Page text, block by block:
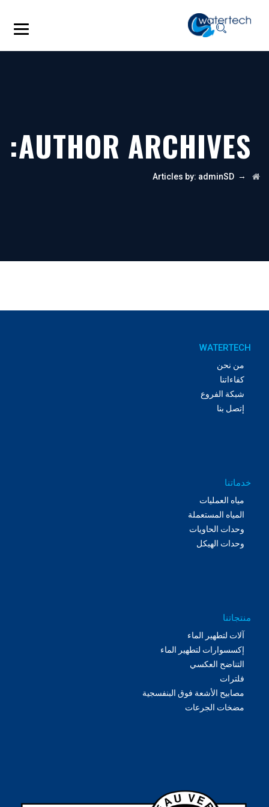
AUTHOR ARCHIVES:
→
Articles by: adminSD
WATERTECH
من نحن
كفاءاتنا
شبكة الفروع
إتصل بنا
خدماتنا
مياه العمليات
المياه المستعملة
وحدات الحاويات
وحدات الهيكل
منتجاتنا
آلات لتطهير الماء
إكسسوارات لتطهير الماء
التناضح العكسي
فلترات
مصابيح الأشعة فوق البنفسجية
مضخات الجرعات